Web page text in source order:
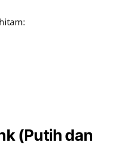
(Putih dan